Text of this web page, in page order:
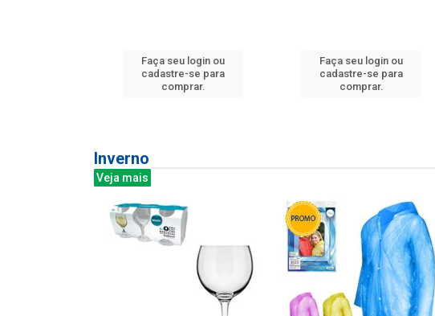
Faça seu login ou
cadastre-se para
comprar.
Faça seu login ou
cadastre-se para
comprar.
Inverno
Veja mais